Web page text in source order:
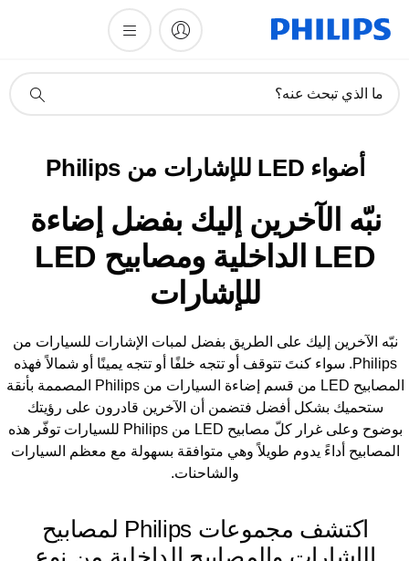
دعم
ما الذي تبحث عنه؟
أضواء LED للإشارات من Philips
نبّه الآخرين إليك بفضل إضاءة
LED الداخلية ومصابيح LED
للإشارات
نبّه الآخرين إليك على الطريق بفضل لمبات الإشارات للسيارات من
Philips. سواء كنتَ تتوقف أو تتجه خلفًا أو تتجه يمينًا أو شمالاً فهذه
المصابيح LED من قسم إضاءة السيارات من Philips المصممة بأنقة
ستحميك بشكل أفضل فتضمن أن الآخرين قادرون على رؤيتك
بوضوح وعلى غرار كلّ مصابيح LED من Philips للسيارات توفّر هذه
المصابيح أداءً يدوم طويلاً وهي متوافقة بسهولة مع معظم السيارات
والشاحنات.
اكتشف مجموعات Philips لمصابيح